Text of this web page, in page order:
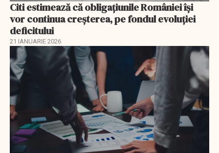
Citi estimează că obligațiunile României își
vor continua creșterea, pe fondul evoluției
deficitului
21 IANUARIE 2026